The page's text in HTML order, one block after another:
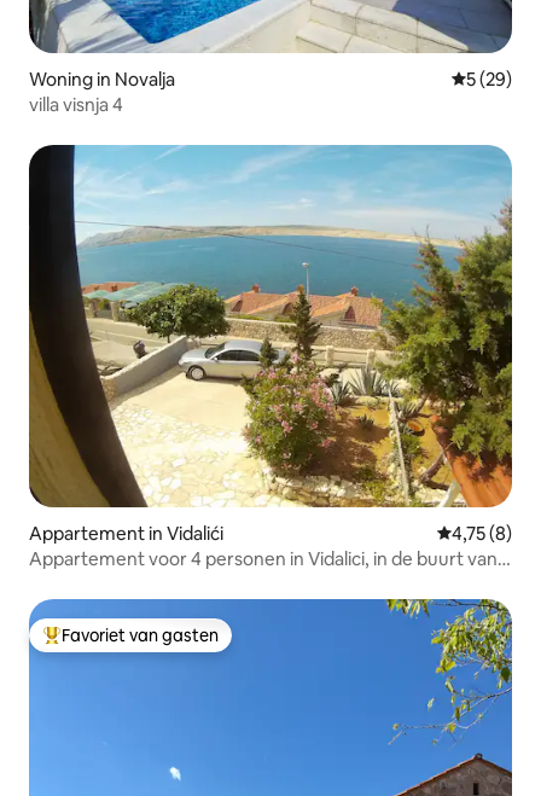
Woning in Novalja
5 (29)
villa visnja 4
Appartement in Vidalići
4,75 (8)
Appartement voor 4 personen in Vidalici, in de buurt van
Topfavoriet van gasten
Favoriet van gasten